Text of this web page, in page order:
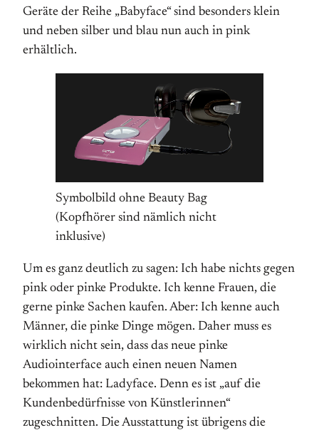
Geräte der Reihe „Babyface“ sind besonders klein
und neben silber und blau nun auch in pink
erhältlich.
Symbolbild ohne Beauty Bag
(Kopfhörer sind nämlich nicht
inklusive)
Um es ganz deutlich zu sagen: Ich habe nichts gegen
pink oder pinke Produkte. Ich kenne Frauen, die
gerne pinke Sachen kaufen. Aber: Ich kenne auch
Männer, die pinke Dinge mögen. Daher muss es
wirklich nicht sein, dass das neue pinke
Audiointerface auch einen neuen Namen
bekommen hat: Ladyface. Denn es ist „auf die
Kundenbedürfnisse von Künstlerinnen“
zugeschnitten. Die Ausstattung ist übrigens die